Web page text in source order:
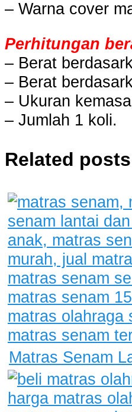
– Warna cover
Perhitungan
– Berat
– Berat
– Ukuran
– Jumlah 1 koli.
Related
Matras Senam